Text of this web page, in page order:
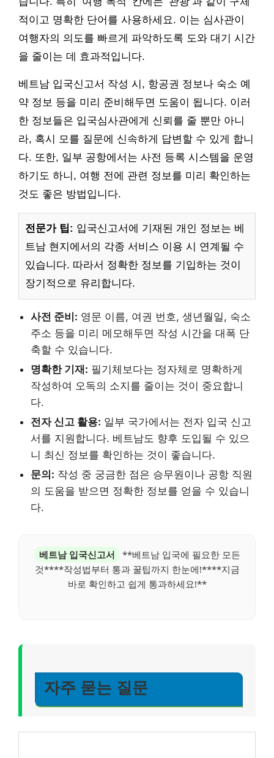
적이고 명확한 단어를 사용하세요. 이는 심사관이
여행자의 의도를 빠르게 파악하도록 도와 대기 시간
을 줄이는 데 효과적입니다.
베트남 입국신고서 작성 시, 항공권 정보나 숙소 예
약 정보 등을 미리 준비해두면 도움이 됩니다. 이러
한 정보들은 입국심사관에게 신뢰를 줄 뿐만 아니
라, 혹시 모를 질문에 신속하게 답변할 수 있게 합니
다. 또한, 일부 공항에서는 사전 등록 시스템을 운영
하기도 하니, 여행 전에 관련 정보를 미리 확인하는
것도 좋은 방법입니다.
전문가 팁: 입국신고서에 기재된 개인 정보는 베
트남 현지에서의 각종 서비스 이용 시 연계될 수
있습니다. 따라서 정확한 정보를 기입하는 것이
장기적으로 유리합니다.
사전 준비: 영문 이름, 여권 번호, 생년월일, 숙소
주소 등을 미리 메모해두면 작성 시간을 대폭 단
축할 수 있습니다.
명확한 기재: 필기체보다는 정자체로 명확하게
작성하여 오독의 소지를 줄이는 것이 중요합니
다.
전자 신고 활용: 일부 국가에서는 전자 입국 신고
서를 지원합니다. 베트남도 향후 도입될 수 있으
니 최신 정보를 확인하는 것이 좋습니다.
문의: 작성 중 궁금한 점은 승무원이나 공항 직원
의 도움을 받으면 정확한 정보를 얻을 수 있습니
다.
베트남 입국신고서
**베트남 입국에 필요한 모든
것****작성법부터 통과 꿀팁까지 한눈에!****지금
바로 확인하고 쉽게 통과하세요!**
자주 묻는 질문